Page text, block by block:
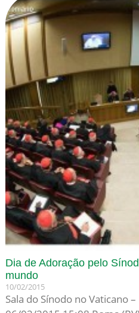
Dia de Adoração pelo
mundo
10/02/2015
Sala do Sínodo no Vaticano